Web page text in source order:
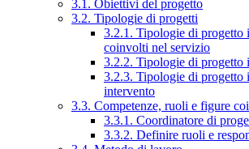
3.1. Obiettivi del progetto
3.2. Tipologie di progetti
3.2.1. Tipologie di progetto
coinvolti nel servizio
3.2.2. Tipologie di progetto
3.2.3. Tipologie di progetto
intervento
3.3. Competenze, ruoli e figure
3.3.1. Coordinatore di
3.3.2. Definire ruoli e